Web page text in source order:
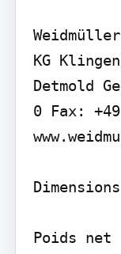
KG
Detmold
0 Fax:
Poids net